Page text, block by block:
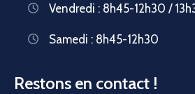
Vendredi : 8h45-12h30 /
Samedi : 8h45-12h30
Restons en contact !